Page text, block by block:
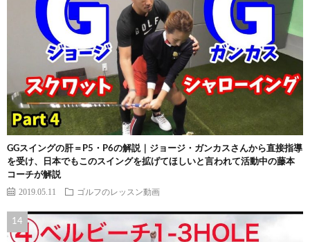
GGスイングの肝＝P5・P6の解説｜ジョージ・ガンカスさんから直接指導
を受け、日本でもこのスイングを拡げてほしいと言われて活動中の藤本
コーチが解説
2019.05.11 ゴルフのレッスン動画